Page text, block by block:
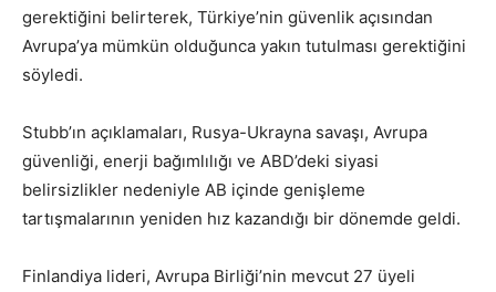
gerektiğini belirterek, Türkiye’nin güvenlik açısından
Avrupa’ya mümkün olduğunca yakın tutulması gerektiğini
söyledi.
Stubb’ın açıklamaları, Rusya-Ukrayna savaşı, Avrupa
güvenliği, enerji bağımlılığı ve ABD’deki siyasi
belirsizlikler nedeniyle AB içinde genişleme
tartışmalarının yeniden hız kazandığı bir dönemde geldi.
Finlandiya lideri, Avrupa Birliği’nin mevcut 27 üyeli